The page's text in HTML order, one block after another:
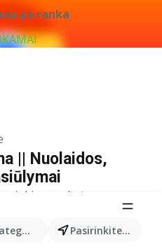
po ranka
produktų... Pasirinkite miestą
|| Nuolaidos,
jokių rezultatų
– kur